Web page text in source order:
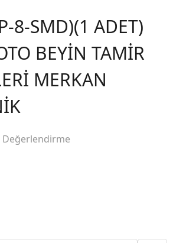
8-SMD)(1 ADET)
BEYİN TAMİR
MERKAN
Değerlendirme